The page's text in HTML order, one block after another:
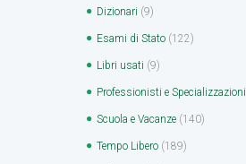
Dizionari (9)
Esami di Stato (122)
Libri usati (9)
Professionisti e Specializzazioni
Scuola e Vacanze (140)
Tempo Libero (189)